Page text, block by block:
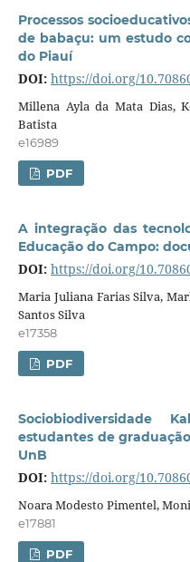
Processos
de babaçu: um estudo
do Piauí
DOI: https://doi.org/
Millena Ayla da Mata Dias,
Batista
e16989
PDF
A integração das
Educação do Campo:
DOI: https://doi.org/
Maria Juliana Farias Silva,
Santos Silva
e17358
PDF
estudantes de
UnB
DOI: https://doi.org/
Noara Modesto Pimentel,
e17881
PDF